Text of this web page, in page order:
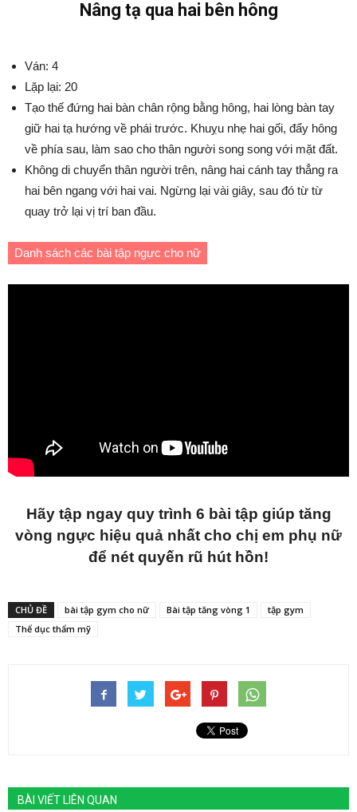
Nâng tạ qua hai bên hông
Ván: 4
Lặp lại: 20
Tạo thế đứng hai bàn chân rộng bằng hông, hai lòng bàn tay
giữ hai tạ hướng về phái trước. Khuỵu nhẹ hai gối, đẩy hông
về phía sau, làm sao cho thân người song song với mặt đất.
Không di chuyển thân người trên, nâng hai cánh tay thẳng ra
hai bên ngang với hai vai. Ngừng lại vài giây, sau đó từ từ
quay trở lại vị trí ban đầu.
Danh sách các bài tập ngực cho nữ
Hãy tập ngay quy trình 6 bài tập giúp tăng
vòng ngực hiệu quả nhất cho chị em phụ nữ
để nét quyến rũ hút hồn!
CHỦ ĐỀ bài tập gym cho nữ Bài tập tăng vòng 1
tập gym
Thể dục thẩm mỹ
BÀI VIẾT LIÊN QUAN